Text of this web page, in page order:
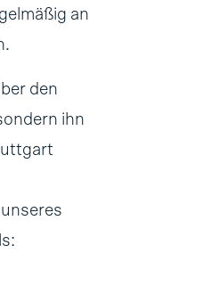
an
den
ihn